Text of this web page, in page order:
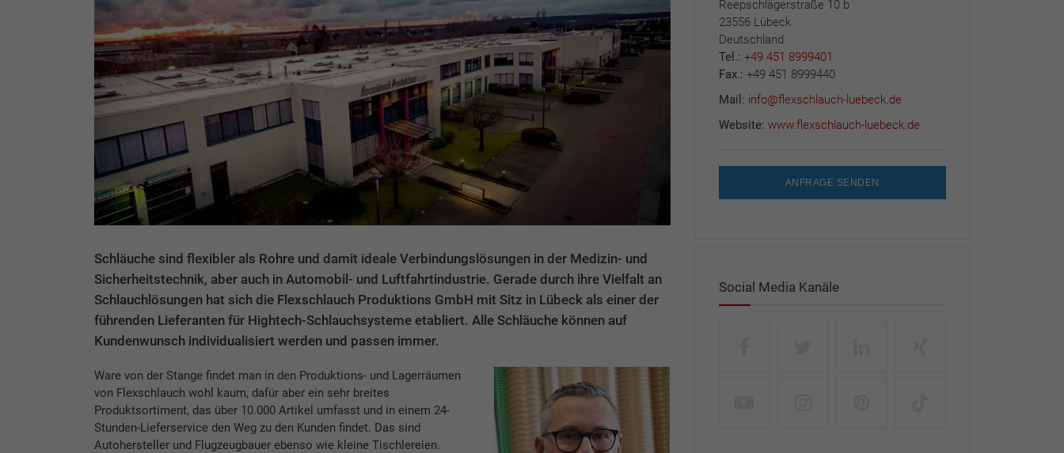
Schläuche sind flexibler als Rohre und damit ideale Verbindungslösungen in der Medizin- und
Sicherheitstechnik, aber auch in Automobil- und Luftfahrtindustrie. Gerade durch ihre Vielfalt an
Schlauchlösungen hat sich die Flexschlauch Produktions GmbH mit Sitz in Lübeck als einer der
führenden Lieferanten für Hightech-Schlauchsysteme etabliert. Alle Schläuche können auf
Kundenwunsch individualisiert werden und passen immer.
Ware von der Stange findet man in den Produktions- und Lagerräumen
von Flexschlauch wohl kaum, dafür aber ein sehr breites
Produktsortiment, das über 10.000 Artikel umfasst und in einem 24-
Stunden-Lieferservice den Weg zu den Kunden findet. Das sind
Autohersteller und Flugzeugbauer ebenso wie kleine Tischlereien.
Reepschlägerstraße 10 b
23556 Lübeck
Deutschland
Tel.: +49 451 8999401
Fax.: +49 451 8999440
Mail: info@flexschlauch-luebeck.de
Website: www.flexschlauch-luebeck.de
ANFRAGE SENDEN
Social Media Kanäle